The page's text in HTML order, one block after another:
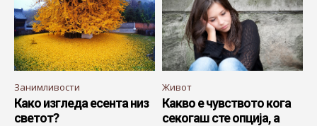
Занимливости
Како изгледа есента низ
светот?
Живот
Какво е чувството кога
секогаш сте опција, а